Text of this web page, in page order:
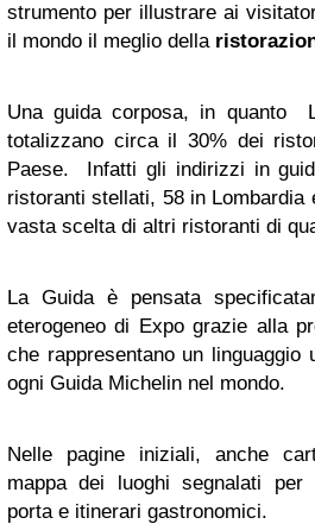
strumento per illustrare ai
il mondo il meglio della
Una guida corposa, in quanto
totalizzano circa il 30% dei
Paese. Infatti gli indirizzi in
ristoranti stellati, 58 in Lombardia
vasta scelta di altri ristoranti di
La Guida è pensata
eterogeneo di Expo grazie alla
che rappresentano un
ogni Guida Michelin nel mondo.
Nelle pagine iniziali, anche
mappa dei luoghi segnalati per
porta e itinerari gastronomici.